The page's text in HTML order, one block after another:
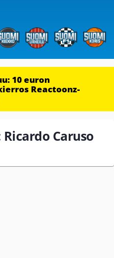
10 euron
Reactoonz-
Caruso